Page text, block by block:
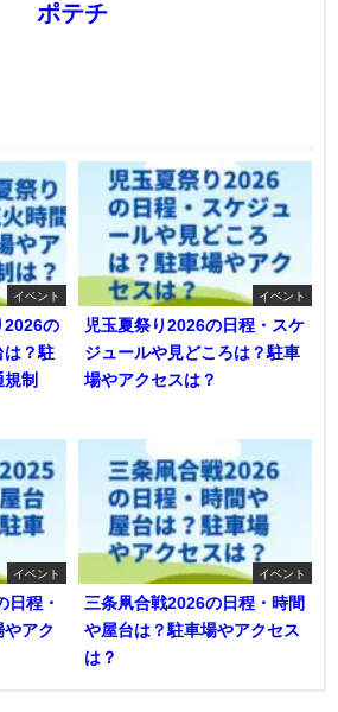
ポテチ
イベント
2026の
は？駐
制
イベント
児玉夏祭り2026の日程・スケ
ジュールや見どころは？駐車
場やアクセスは？
イベント
日程・
やアク
イベント
三条凧合戦2026の日程・時間
や屋台は？駐車場やアクセス
は？